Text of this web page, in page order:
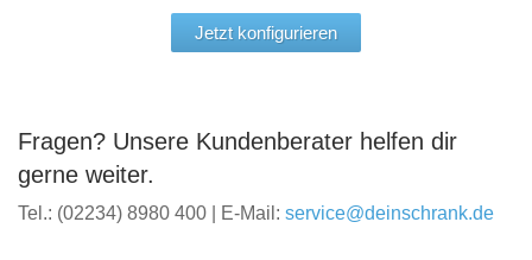
Jetzt konfigurieren
Fragen? Unsere Kundenberater helfen dir
gerne weiter.
Tel.: (02234) 8980 400 | E-Mail: service@deinschrank.de